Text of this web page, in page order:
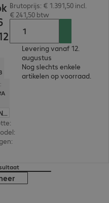
Nederland
:
:
:
Brutoprijs: € 1.391,50 incl.
€ 241,50 btw
Levering vanaf 12.
augustus
Nog slechts enkele
artikelen op voorraad.